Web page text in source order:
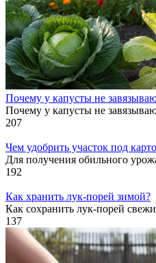
Почему у капусты не
Почему у капусты не
207
Чем удобрить участок под
Для получения обильного
192
Как хранить лук-порей зимой?
Как сохранить лук-порей
137